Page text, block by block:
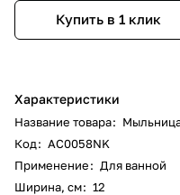
Купить в 1 клик
Характеристики
Название товара:
Код: AC0058NK
Применение: Для ванной
Ширина, см: 12